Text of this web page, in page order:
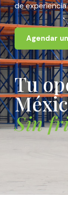
de experiencia.
Agendar
Tu op
Méxic
Sinfr